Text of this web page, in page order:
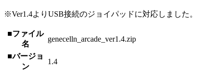
※Ver1.4よりUSB接続のジョイパッドに対応しました。
■ファイル
名
genecelln_arcade_ver1.4.zip
■バージョ
ン
1.4